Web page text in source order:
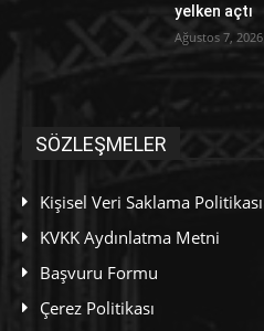
yelken açtı
Ağustos 7, 2026
SÖZLEŞMELER
Kişisel Veri Saklama Politikası
KVKK Aydınlatma Metni
Başvuru Formu
Çerez Politikası